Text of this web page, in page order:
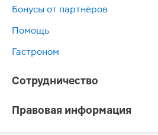
Бонусы от партнёров
Помощь
Гастроном
Сотрудничество
Правовая информация